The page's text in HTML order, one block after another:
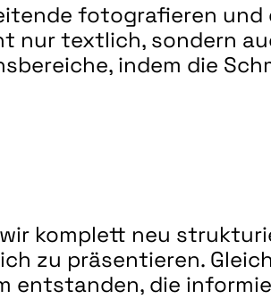
fotografieren
nur textlich, sondern
indem die
komplett neu
zu präsentieren.
entstanden, die